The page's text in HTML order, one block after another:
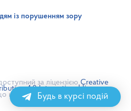
із порушенням зору
за ліцензієюCreative
4.0 International license,
не зазначено іншеБудь в курсі подій